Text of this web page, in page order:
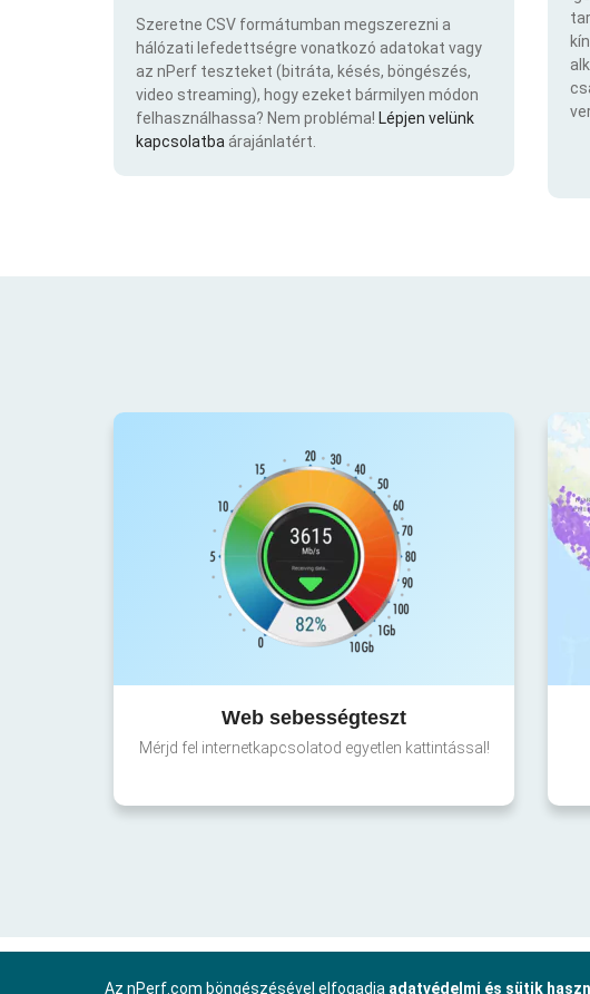
Szeretne CSV formátumban megszerezni a
hálózati lefedettségre vonatkozó adatokat vagy
az nPerf teszteket (bitráta, késés, böngészés,
video streaming), hogy ezeket bármilyen módon
felhasználhassa? Nem probléma! Lépjen velünk
kapcsolatba árajánlatért.
Web sebességteszt
Mérjd fel internetkapcsolatod egyetlen kattintással!
Az nPerf.com böngészésével elfogadja adatvédelmi és sütik